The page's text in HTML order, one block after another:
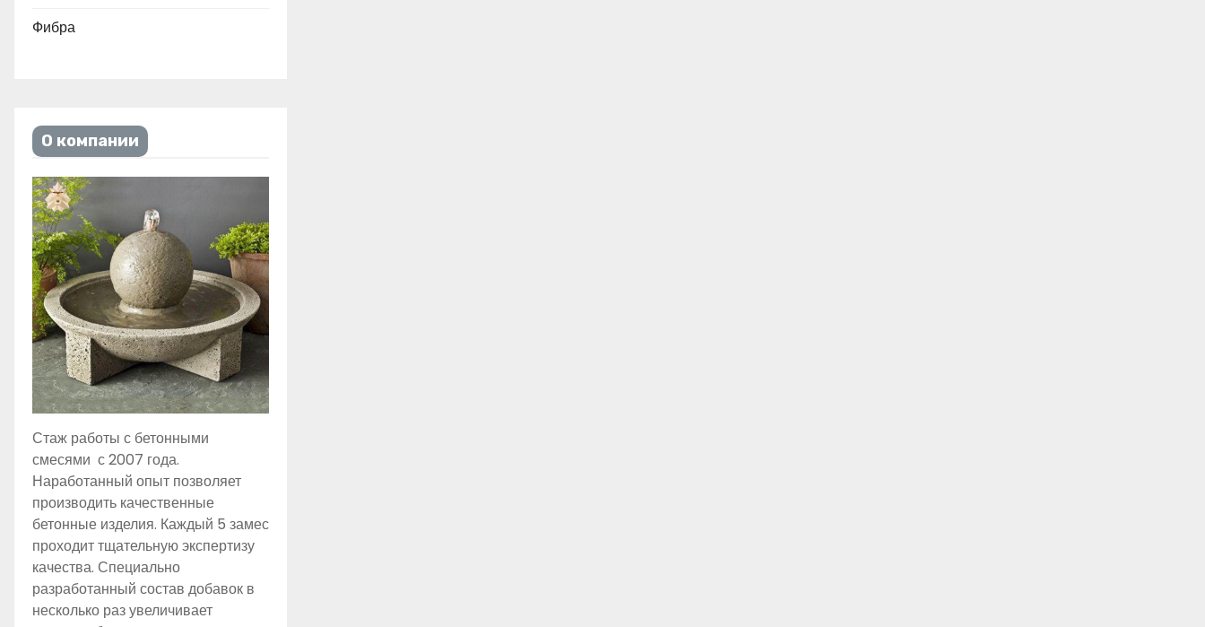
Фибра
О компании
Стаж работы с бетонными
смесями с 2007 года.
Наработанный опыт позволяет
производить качественные
бетонные изделия. Каждый 5 замес
проходит тщательную экспертизу
качества. Специально
разработанный состав добавок в
несколько раз увеличивает